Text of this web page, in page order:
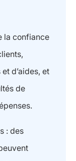
la confiance
d’aides, et
de
: des